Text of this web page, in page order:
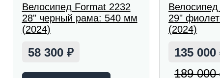
Велосипед Format 2232
28" черный рама: 540 мм
(2024)
58 300 ₽
29"
(2024)
135 000
189 000